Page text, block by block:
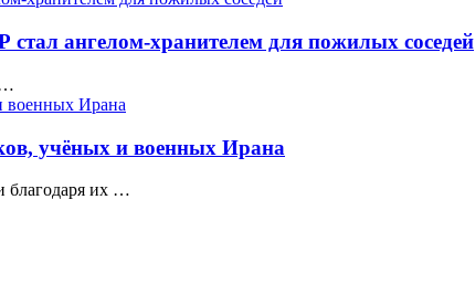
ангелом-хранителем для пожилых соседей
…
учёных и военных Ирана
благодаря их …